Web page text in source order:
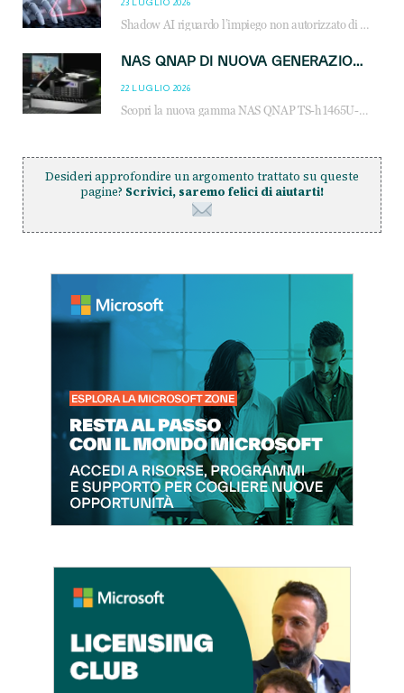
23 LUGLIO 2026
Shadow AI riguardo l’impiego non autorizzato di sistemi AI all’interno dell’azienda. E’ una pratica che si diffonde a partire dai dipendenti fino ai dirigenti e mette a repentaglio la cybersecurity, con costi più elevati per le organizzazioni. Due recenti report illustrano il fenomeno e forniscono dati in merito
NAS QNAP DI NUOVA GENERAZIONE: PIÙ PRESTAZIONI, SCALABILITÀ E PROTEZIONE DEI DATI PER LE INFRASTRUTTURE IT MODERNE
22 LUGLIO 2026
Scopri la nuova gamma NAS QNAP TS-h1465U-RP, TS-h1065eU e TS-h665U: storage aziendale con ZFS, DDR5, E1.S NVMe e connettività 2.5GbE per backup, virtualizzazione e cybersecurity.
Desideri approfondire un argomento trattato su queste
pagine? Scrivici, saremo felici di aiutarti!